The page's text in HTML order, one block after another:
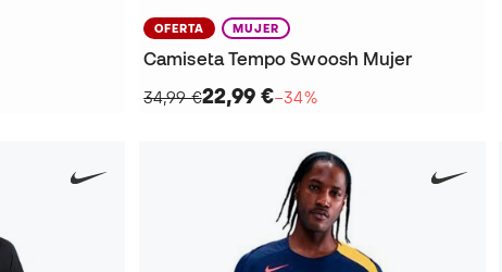
OFERTA MUJER
Camiseta Tempo Swoosh Mujer
34,99 €22,99 €−34%